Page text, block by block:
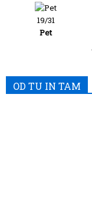
19/31
Pet
OD TU IN TAM